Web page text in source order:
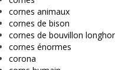
cornes animaux
cornes de bison
cornes de bouvillon
cornes énormes
corona